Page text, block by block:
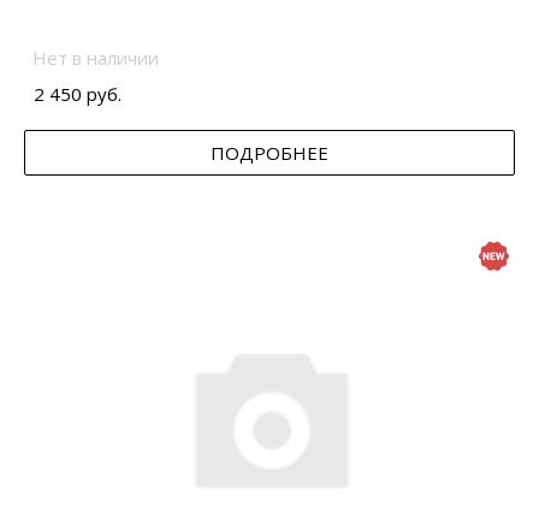
Нет в наличии
2 450 руб.
ПОДРОБНЕЕ